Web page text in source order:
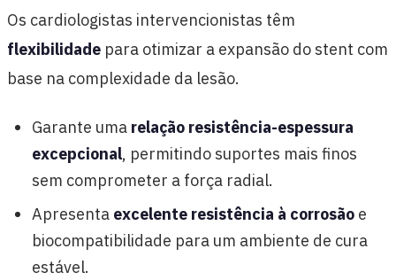
Os cardiologistas intervencionistas têm
flexibilidade para otimizar a expansão do stent com
base na complexidade da lesão.
Garante uma relação resistência-espessura
excepcional, permitindo suportes mais finos
sem comprometer a força radial.
Apresenta excelente resistência à corrosão e
biocompatibilidade para um ambiente de cura
estável.